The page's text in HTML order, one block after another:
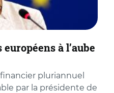
européens à l’aube
pluriannuel
par la présidente de